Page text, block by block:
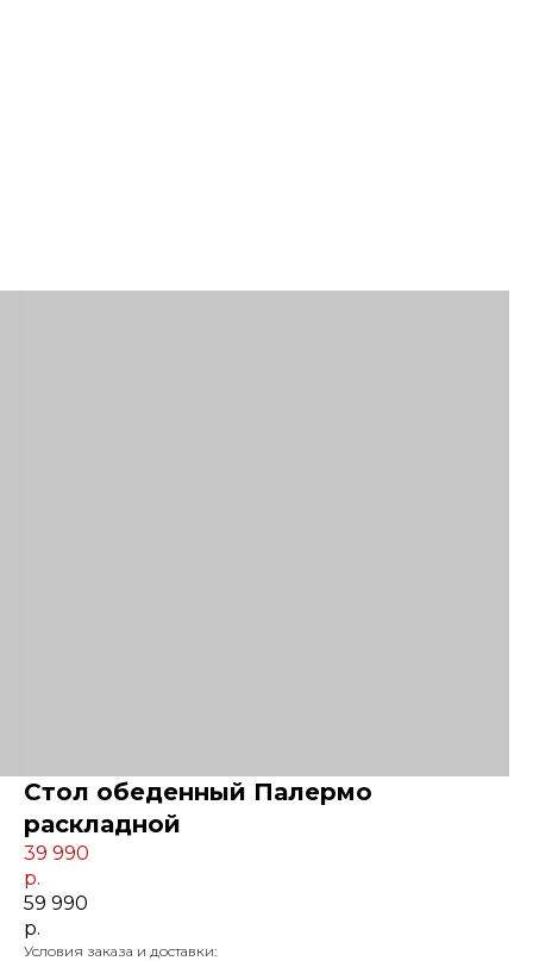
Стол обеденный Палермо
раскладной
39 990
р.
59 990
р.
Условия заказа и доставки: